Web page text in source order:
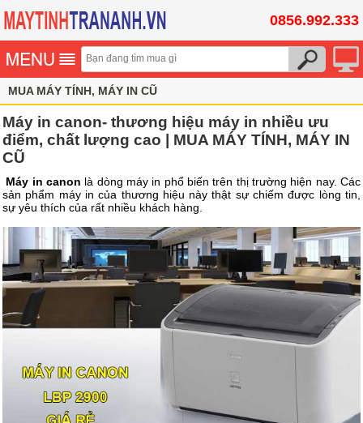
0856.992.333
MUA MÁY TÍNH, MÁY IN CŨ
Máy in canon- thương hiệu máy in nhiều ưu
điểm, chất lượng cao | MUA MÁY TÍNH, MÁY IN
CŨ
Máy in canon là dòng máy in phổ biến trên thị trường hiện nay. Các
sản phẩm máy in của thương hiệu này thật sự chiếm được lòng tin,
sự yêu thích của rất nhiều khách hàng.